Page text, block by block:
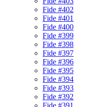
Fide #402
Fide #401
Fide #400
Fide #399
Fide #398
Fide #397
Fide #396
Fide #395
Fide #394
Fide #393
Fide #392